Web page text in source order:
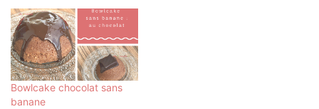
Bowlcake chocolat sans
banane